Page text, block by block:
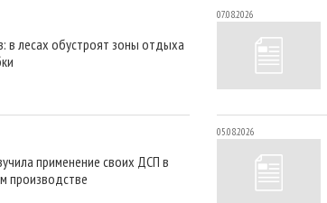
в лесах обустроят зоны отдыха
применение своих ДСП в
производстве
07.08.2026
05.08.2026